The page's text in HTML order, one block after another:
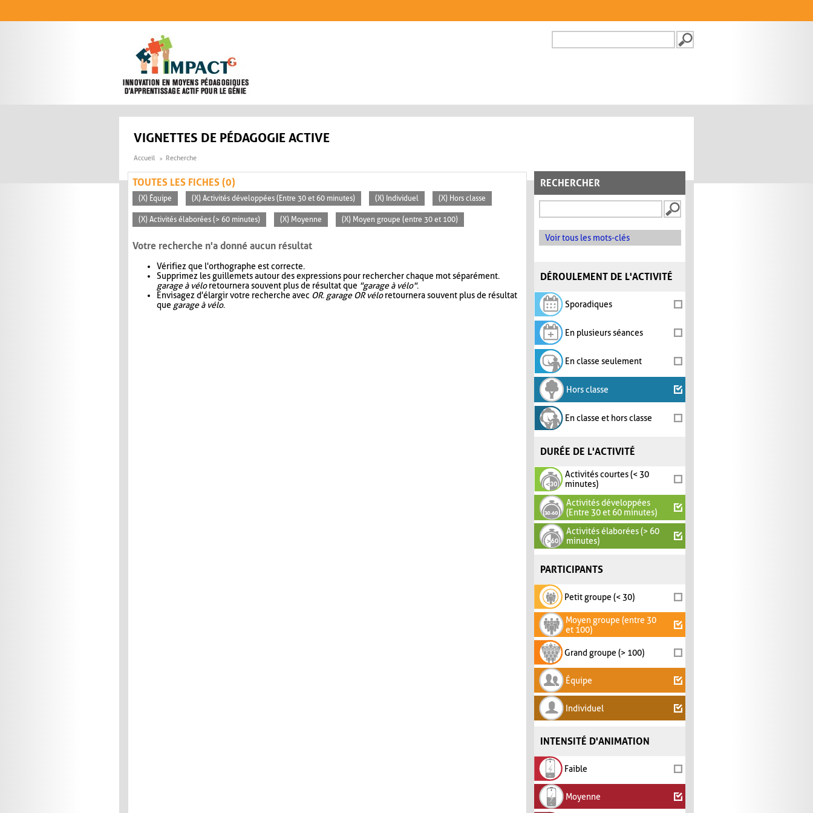
FORMULAIRE DE
VIGNETTES DE PÉDAGOGIE ACTIVE
Accueil Recherche
RECHERCHER
Voir tous les mots-clés
DÉROULEMENT DE L'ACTIVITÉ
Sporadiques
En plusieurs séances
En classe seulement
Hors classe
En classe et hors classe
DURÉE DE L'ACTIVITÉ
Activités courtes (< 30
minutes)
Activités développées
(Entre 30 et 60 minutes)
Activités élaborées (> 60
minutes)
PARTICIPANTS
Petit groupe (< 30)
Moyen groupe (entre 30
et 100)
Grand groupe (> 100)
Équipe
Individuel
INTENSITÉ D'ANIMATION
Faible
Moyenne
TOUTES LES FICHES (0)
(X) Équipe (X) Activités développées (Entre 30 et 60 minutes) (X) Individuel (X) Hors classe
(X) Activités élaborées (> 60 minutes) (X) Moyenne (X) Moyen groupe (entre 30 et 100)
Votre recherche n'a donné aucun résultat
Vérifiez que l'orthographe est correcte.
Supprimez les guillemets autour des expressions pour rechercher chaque mot séparément.
garage à véloretournera souvent plus de résultat que "garage à vélo".
Envisagez d'élargir votre recherche avec OR. garage OR véloretournera souvent plus de résultat
que garage à vélo.